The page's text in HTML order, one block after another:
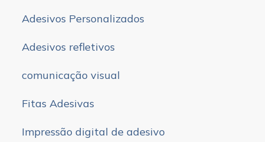
Adesivos Personalizados
Adesivos refletivos
comunicação visual
Fitas Adesivas
Impressão digital de adesivo